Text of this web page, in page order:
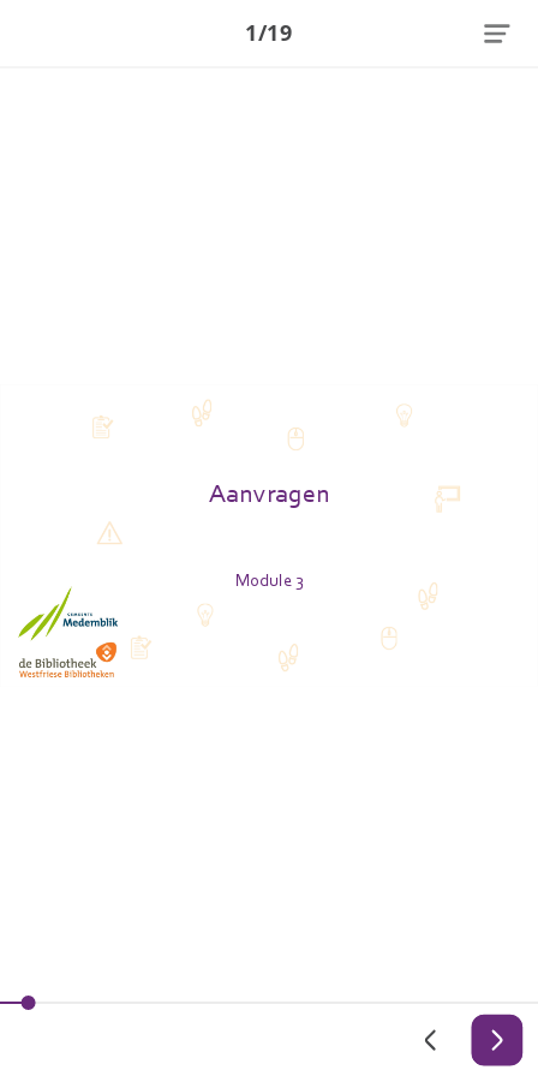
Aanvragen
Module 3
1/19